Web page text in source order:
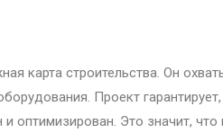
карта строительства. Он
Проект
оптимизирован. Это значит,